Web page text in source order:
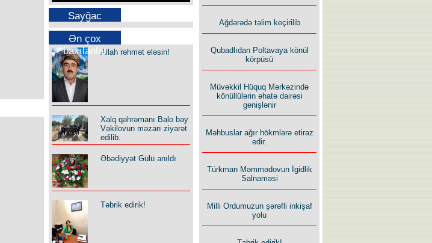
Sayğac
Ən çox
baxılanlarAllah rəhmət eləsin!
Xalq qəhrəmanı Balo bəy
Vəkilovun məzarı ziyarət
edilib.
Əbədiyyət Gülü anıldı
Təbrik edirik!
Ağdərədə təlim keçirilib
Qubadlıdan Poltavaya könül
körpüsü
Müvəkkil Hüquq Mərkəzində
könüllülərin əhatə dairəsi
genişlənir
Məhbuslar ağır hökmlərə etiraz
edir.
Türkman Məmmədovun İgidlik
Salnaməsi
Milli Ordumuzun şərəfli inkişaf
yolu